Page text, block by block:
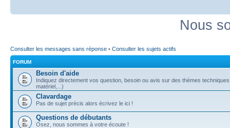
Nous
Consulter les messages sans réponse • Consulter les sujets actifs
FORUM
Besoin d'aide
Indiquez directement vos question, besoin ou avis sur des thèmes
matériel,...)
Clavardage
Pas de sujet précis alors écrivez le ici !
Questions de débutants
Osez, nous sommes à votre écoute !